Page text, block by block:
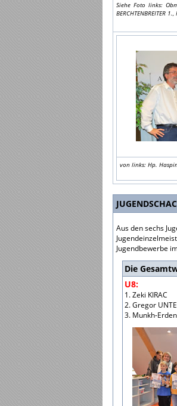
Siehe Foto links:
BERCHTENBREITER
von links: Hp.
Aus den sechs
Jugendbewerbe
Die
U8:
1. Zeki KIRAC
2. Gregor
3. Munkh-